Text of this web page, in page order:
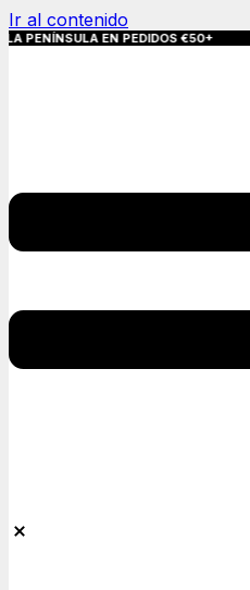
Ir al contenido
EN PEDIDOS €50+